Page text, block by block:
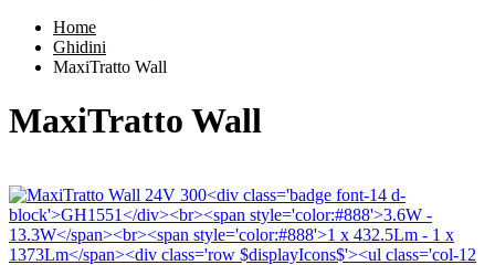
Home
Ghidini
MaxiTratto Wall
MaxiTratto Wall